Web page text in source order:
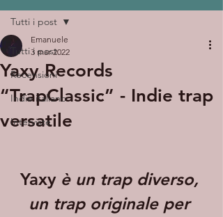
Tutti i post
Recensioni
Indie italiano
Interviste
Tutti i post
Yaxy Records
“TrapClassic” - Indie trap
versatile
Emanuele
3 mar 2022
Yaxy è un trap diverso,
un trap originale per